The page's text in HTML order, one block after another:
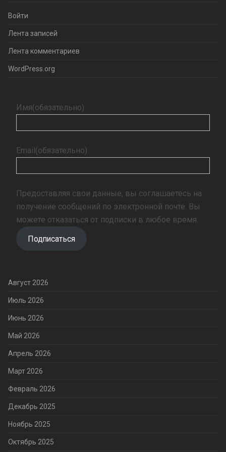
Войти
Лента записей
Лента комментариев
WordPress.org
Имя(обязательно)
Email(обязательно)
Предоставляя свои данные, вы соглашаетесь на
получение сообщений по электронной почте. Вы
можете отказаться от подписки в любое время.
Подписаться
Август 2026
Июль 2026
Июнь 2026
Май 2026
Апрель 2026
Март 2026
Февраль 2026
Декабрь 2025
Ноябрь 2025
Октябрь 2025